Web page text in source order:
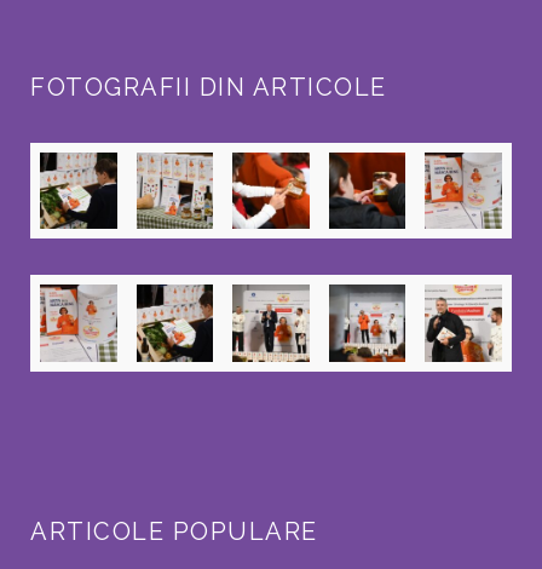
FOTOGRAFII DIN ARTICOLE
ARTICOLE POPULARE